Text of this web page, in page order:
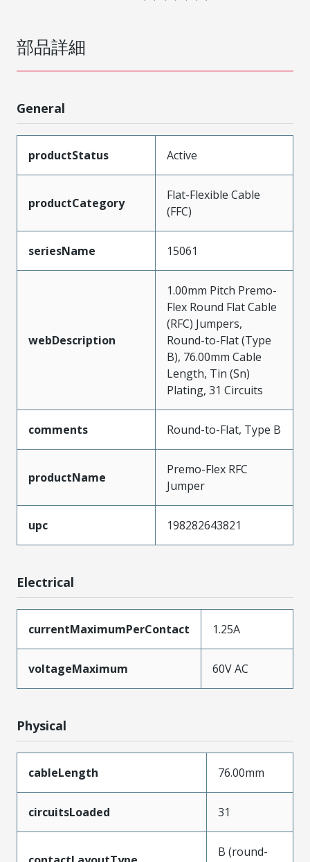
部品詳細
General
productStatus Active
productCategory
Flat-Flexible Cable
(FFC)
seriesName 15061
webDescription
1.00mm Pitch Premo-
Flex Round Flat Cable
(RFC) Jumpers,
Round-to-Flat (Type
B), 76.00mm Cable
Length, Tin (Sn)
Plating, 31 Circuits
comments Round-to-Flat, Type B
productName
Premo-Flex RFC
Jumper
upc 198282643821
Electrical
currentMaximumPerContact 1.25A
voltageMaximum 60V AC
Physical
cableLength 76.00mm
circuitsLoaded 31
B (round-